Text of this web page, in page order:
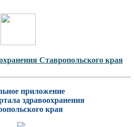
Ставропольского края
приложение
здравоохранения
края